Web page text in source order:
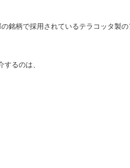
銘柄で採用されているテラコッタ製
るのは、